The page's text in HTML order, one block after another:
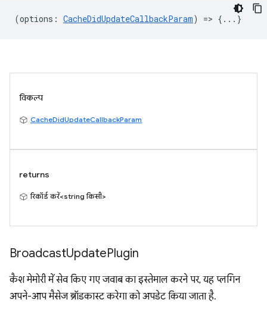
(options : CacheDidUpdateCallbackParam) => {...}
विकल्प
CacheDidUpdateCallbackParam
returns
रिकॉर्ड करें<string किसी>
BroadcastUpdatePlugin
कैश मेमोरी में सेव किए गए जवाब का इस्तेमाल करने पर, यह प्लगिन
अपने-आप मैसेज ब्रॉडकास्ट करेगा को अपडेट किया जाता है.